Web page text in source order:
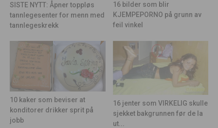
SISTE NYTT: Åpner toppløs
tannlegesenter for menn med
tannlegeskrekk
16 bilder som blir
KJEMPEPORNO på grunn av
feil vinkel
10 kaker som beviser at
konditorer drikker sprit på
jobb
16 jenter som VIRKELIG skulle
sjekket bakgrunnen før de la
ut...